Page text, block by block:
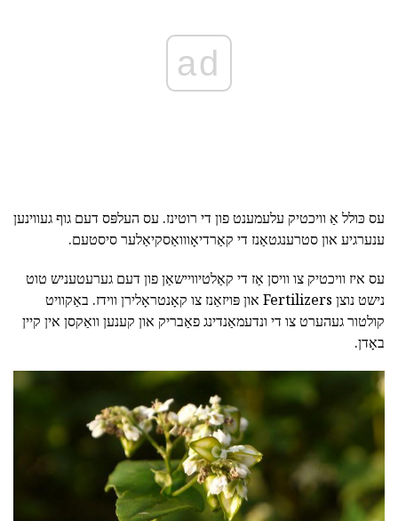
ad
עס כּולל אַ וויכטיק עלעמענט פון די רוטינז. עס העלפּס דעם גוף געווינען
ענערגיע און סטרענגטאַנז די קאַרדיאָווואַסקיאַלער סיסטעם.
עס איז וויכטיק צו וויסן אַז די קאַלטיוויישאַן פון דעם גערעטעניש טוט
נישט נוצן Fertilizers און פּויזאַנז צו קאָנטראָלירן ווידז. באַקוויט
קולטור געהערט צו די ונדעמאַנדינג פאַבריק און קענען וואַקסן אין קיין
באָדן.